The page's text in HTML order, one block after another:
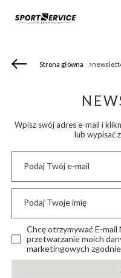
Strona główna
Wpisz swój adres e-mail i
lub wypisać
Podaj Twój e-mail
Podaj Twoje imię
Chcę otrzymywać E-
przetwarzanie moich
marketingowych